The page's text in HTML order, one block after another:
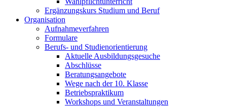
Ergänzungskurs Studium und Beruf
Organisation
Aufnahmeverfahren
Formulare
Berufs- und Studienorientierung
Aktuelle Ausbildungsgesuche
Abschlüsse
Beratungsangebote
Wege nach der 10. Klasse
Betriebspraktikum
Workshops und Veranstaltungen